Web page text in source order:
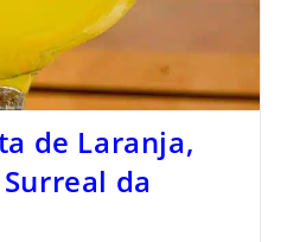
de Laranja,
da